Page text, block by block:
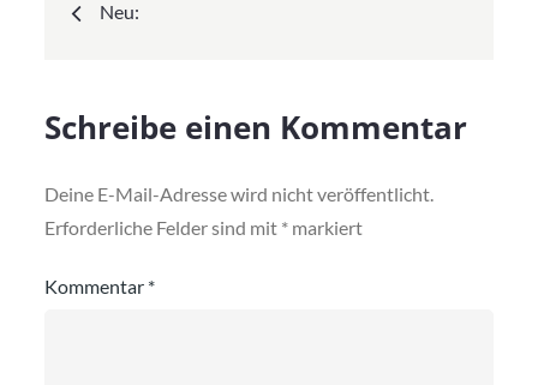
Neu:
Schreibe einen Kommentar
Deine E-Mail-Adresse wird nicht veröffentlicht.
Erforderliche Felder sind mit * markiert
Kommentar *